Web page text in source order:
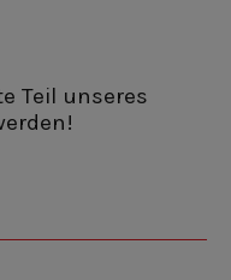
Teil unseres